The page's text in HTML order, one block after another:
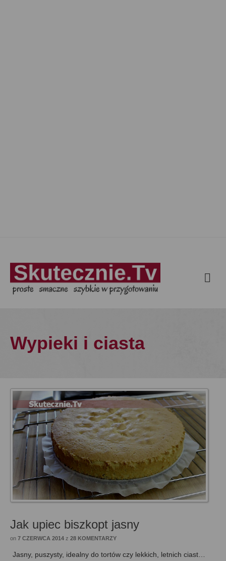
Wypieki i ciasta
Jak upiec biszkopt jasny
on 7 CZERWCA 2014 z 28 KOMENTARZY
Jasny, puszysty, idealny do tortów czy lekkich, letnich ciast…